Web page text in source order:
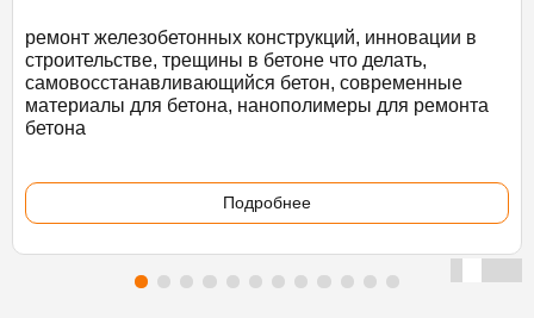
ремонт железобетонных конструкций, инновации в
строительстве, трещины в бетоне что делать,
самовосстанавливающийся бетон, современные
материалы для бетона, нанополимеры для ремонта
бетона
Подробнее